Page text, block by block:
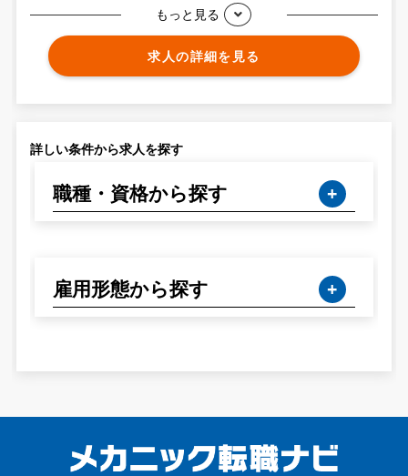
もっと見る
求人の詳細を見る
詳しい条件から求人を探す
職種・資格から探す
雇用形態から探す